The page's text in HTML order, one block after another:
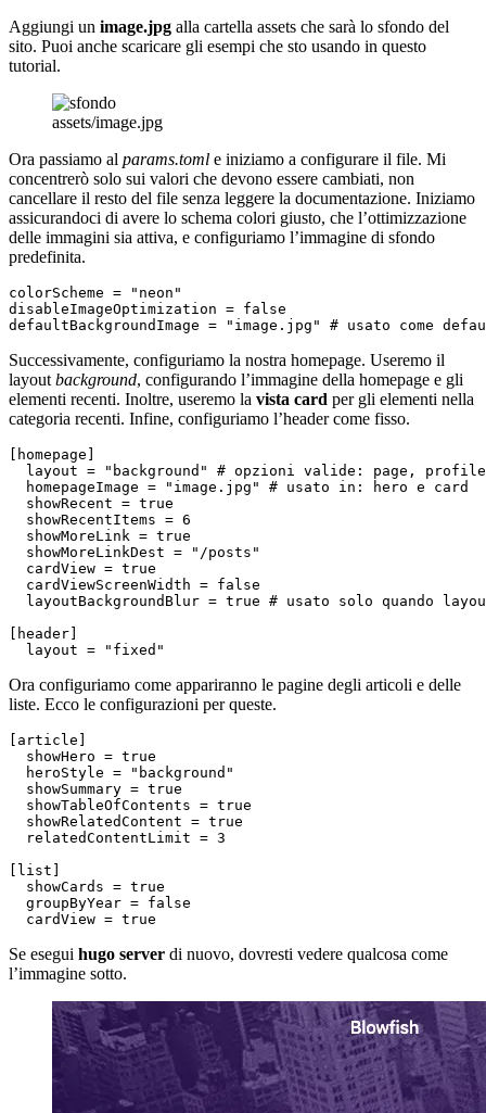
Aggiungi un image.jpg alla cartella assets che sarà lo sfondo del
sito. Puoi anche scaricare gli esempi che sto usando in questo
tutorial.
assets/image.jpg
Ora passiamo al params.toml e iniziamo a configurare il file. Mi
concentrerò solo sui valori che devono essere cambiati, non
cancellare il resto del file senza leggere la documentazione. Iniziamo
assicurandoci di avere lo schema colori giusto, che l’ottimizzazione
delle immagini sia attiva, e configuriamo l’immagine di sfondo
predefinita.
colorScheme =
"neon"
disableImageOptimization = false
defaultBackgroundImage = "image.jpg" # usato come
Successivamente, configuriamo la nostra homepage. Useremo il
layout background, configurando l’immagine della homepage e gli
elementi recenti. Inoltre, useremo la vista card per gli elementi nella
categoria recenti. Infine, configuriamo l’header come fisso.
homepage
layout = "background"
# opzioni valide: page,
homepageImage = "image.jpg"
# usato in: hero e card
showRecent = true
showRecentItems = 6
showMoreLink = true
showMoreLinkDest =
"/posts"
cardView = true
cardViewScreenWidth = false
layoutBackgroundBlur = true # usato solo quando
header
layout = "fixed"
Ora configuriamo come appariranno le pagine degli articoli e delle
liste. Ecco le configurazioni per queste.
article
showHero = true
heroStyle =
"background"
showSummary = true
showTableOfContents = true
showRelatedContent = true
relatedContentLimit = 3
list
showCards = true
groupByYear = false
cardView = true
Se esegui hugo server di nuovo, dovresti vedere qualcosa come
l’immagine sotto.